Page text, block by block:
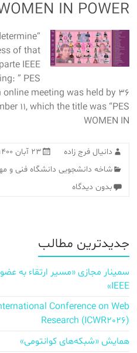
IN POWER
of that
IEEE
” PES
online meeting was held by 36
11, which the title was “PES
WOMEN IN
دانیال فرج زاده
۲۳ آبان ۱۴۰۰
شاخه دانشجویی دانشگاه فنی و
بدون دیدگاه
جدیدترین مطالب
IEEE»
Conference on Web
Research (ICWR2026)
همایش «شبکه‌های کوانتومی»